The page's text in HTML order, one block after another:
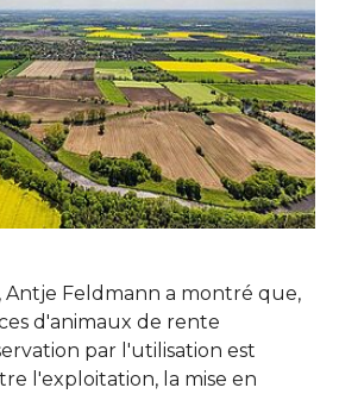
Antje Feldmann a montré que,
d'animaux de rente
par l'utilisation est
l'exploitation, la mise en